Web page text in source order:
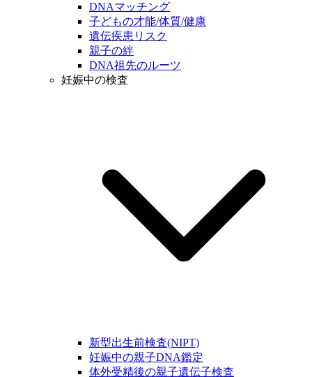
DNAマッチング
子どもの才能/体質/健康
遺伝疾患リスク
親子の絆
DNA祖先のルーツ
妊娠中の検査
新型出生前検査(NIPT)
妊娠中の親子DNA鑑定
体外受精後の親子遺伝子検査